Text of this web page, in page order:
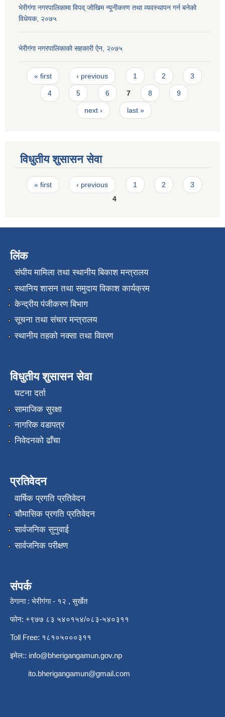
भेरीगंगा नगरपालिकामा विपद् जोखिम न्यूनीकरण तथा व्यवस्थापन गर्न बनेको
विधेयक, २०७५
भेरीगंगा नगरपालिकाको सहकारी ऐन, २०७५
Pages
« first ‹ previous 1 2 3
4 5 6 7 8 9
next › last »
विधुतीय शुसासन सेवा
Pages
« first ‹ previous 1 2
3
4
लिंक
संघीय मामिला तथा स्थानीय बिकाश मन्त्रालय
स्थानिय शासन तथा समुदाय विकाश कार्यक्रम
केन्द्रीय पंजीकरण बिभाग
सूचना तथा संचार मन्त्रालय
स्थानीय तहको नक्सा तथा विवरण
विधुतीय शुसासन सेवा
घटना दर्ता
सामाजिक सुरक्षा
नागरिक वडापत्र
निवेदनको ढाँचा
प्रतिवेदन
वार्षिक प्रगति प्रतिवेदन
चौमासिक प्रगति प्रतिवेदन
सार्वजनिक सुनुवाई
सार्वजनिक परीक्षण
संपर्क
ठेगाना : भेरीगंगा - १२ , सुर्खेत
फोन: +९७७ ८३ ५४०१५४/०८३-५४०३११
Toll Free: १८१०५०००३११
इमेल:: info@bherigangamun.gov.np
ito.bherigangamun@gmail.com